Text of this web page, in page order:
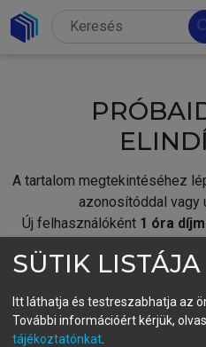
A tartalom megtekintéséhez
azonosítóddal vagy
Új felhasználóként 1 óra
fiókoddal,vagy
A regisztráció után a
SÜTIK LISTÁJA
Itt láthatja és testreszabhatja az
További információért kérjük,
tájékoztatónkat